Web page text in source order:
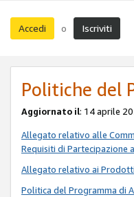
Accedi o Iscriviti
Politiche del
Aggiornato il: 14 aprile
Allegato relativo alle
Requisiti di Partecipazione
Allegato relativo ai
Politica del Programma di